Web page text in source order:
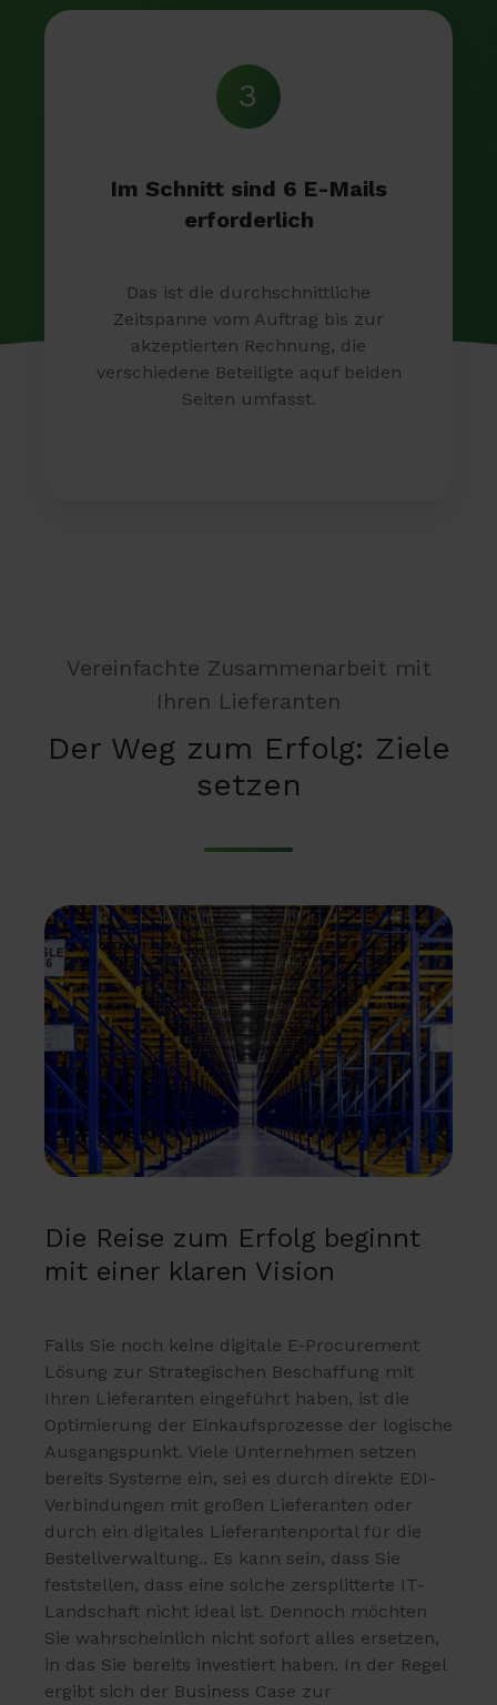
3
Im Schnitt sind 6 E-Mails
erforderlich
Das ist die durchschnittliche
Zeitspanne vom Auftrag bis zur
akzeptierten Rechnung, die
verschiedene Beteiligte aquf beiden
Seiten umfasst.
Vereinfachte Zusammenarbeit mit
Ihren Lieferanten
Der Weg zum Erfolg: Ziele
setzen
Die Reise zum Erfolg beginnt
mit einer klaren Vision
Falls Sie noch keine digitale E-Procurement
Lösung zur Strategischen Beschaffung mit
Ihren Lieferanten eingeführt haben, ist die
Optimierung der Einkaufsprozesse der logische
Ausgangspunkt. Viele Unternehmen setzen
bereits Systeme ein, sei es durch direkte EDI-
Verbindungen mit großen Lieferanten oder
durch ein digitales Lieferantenportal für die
Bestellverwaltung.. Es kann sein, dass Sie
feststellen, dass eine solche zersplitterte IT-
Landschaft nicht ideal ist. Dennoch möchten
Sie wahrscheinlich nicht sofort alles ersetzen,
in das Sie bereits investiert haben. In der Regel
ergibt sich der Business Case zur